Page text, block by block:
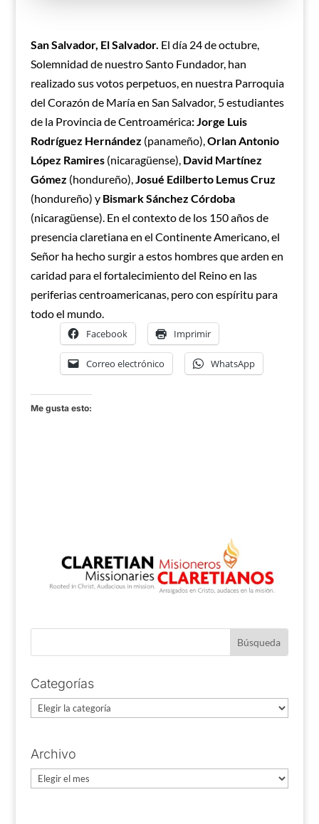
San Salvador, El Salvador. El día 24 de octubre,
Solemnidad de nuestro Santo Fundador, han
realizado sus votos perpetuos, en nuestra Parroquia
del Corazón de María en San Salvador, 5 estudiantes
de la Provincia de Centroamérica: Jorge Luis
Rodríguez Hernández (panameño),Orlan Antonio
López Ramires(nicaragüense), David Martínez
Gómez (hondureño),Josué Edilberto Lemus Cruz
(hondureño) y Bismark Sánchez Córdoba
(nicaragüense). En el contexto de los 150 años de
presencia claretiana en el Continente Americano, el
Señor ha hecho surgir a estos hombres que arden en
caridad para el fortalecimiento del Reino en las
periferias centroamericanas, pero con espíritu para
todo el mundo.
Facebook Imprimir
Correo electrónico WhatsApp
Me gusta esto:
Categorías
Categorías
Archivo
Archivo